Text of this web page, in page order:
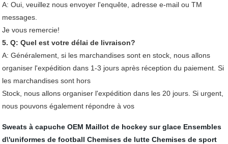
A: Oui, veuillez nous envoyer l'enquête, adresse e-mail ou TM
messages.
Je vous remercie!
5. Q: Quel est votre délai de livraison?
A: Généralement, si les marchandises sont en stock, nous allons
organiser l'expédition dans 1-3 jours après réception du paiement. Si
les marchandises sont hors
Stock, nous allons organiser l'expédition dans les 20 jours. Si urgent,
nous pouvons également répondre à vos
Sweats à capuche OEM Maillot de hockey sur glace Ensembles
d\'uniformes de football Chemises de lutte Chemises de sport